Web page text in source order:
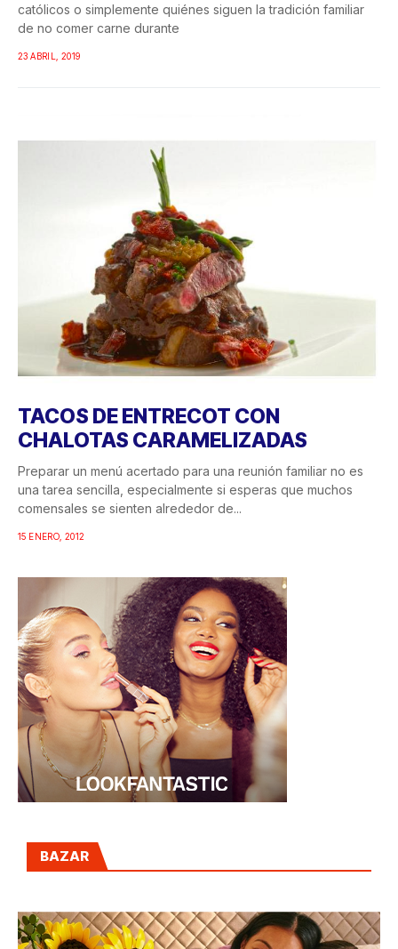
católicos o simplemente quiénes siguen la tradición familiar
de no comer carne durante
23 ABRIL, 2019
TACOS DE ENTRECOT CON
CHALOTAS CARAMELIZADAS
Preparar un menú acertado para una reunión familiar no es
una tarea sencilla, especialmente si esperas que muchos
comensales se sienten alrededor de...
15 ENERO, 2012
BAZAR